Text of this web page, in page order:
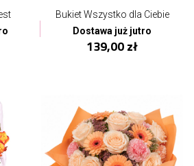
Bukiet Wszystko dla Ciebie
Dostawa już jutro
139,00 zł